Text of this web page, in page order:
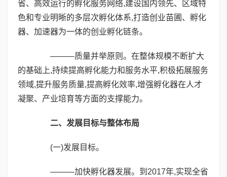
省、高效运行的孵化服务网络,建设国内领先、区域特
色和专业明晰的多层次孵化体系,打造创业苗圃、孵化
器、加速器为一体的创业孵化链条。
———质量并举原则。在整体规模不断扩大
的基础上,持续提高孵化能力和服务水平,积极拓展服务
领域,提升服务质量,提高孵化效率,增强孵化器在人才
凝聚、产业培育等方面的支撑能力。
二、发展目标与整体布局
(一)发展目标。
———加快孵化器发展。到2017年,实现全省